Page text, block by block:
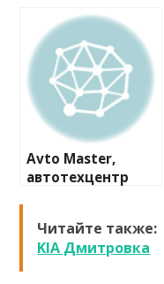
Avto Master,
автотехцентр
Читайте также:
KIA Дмитровка